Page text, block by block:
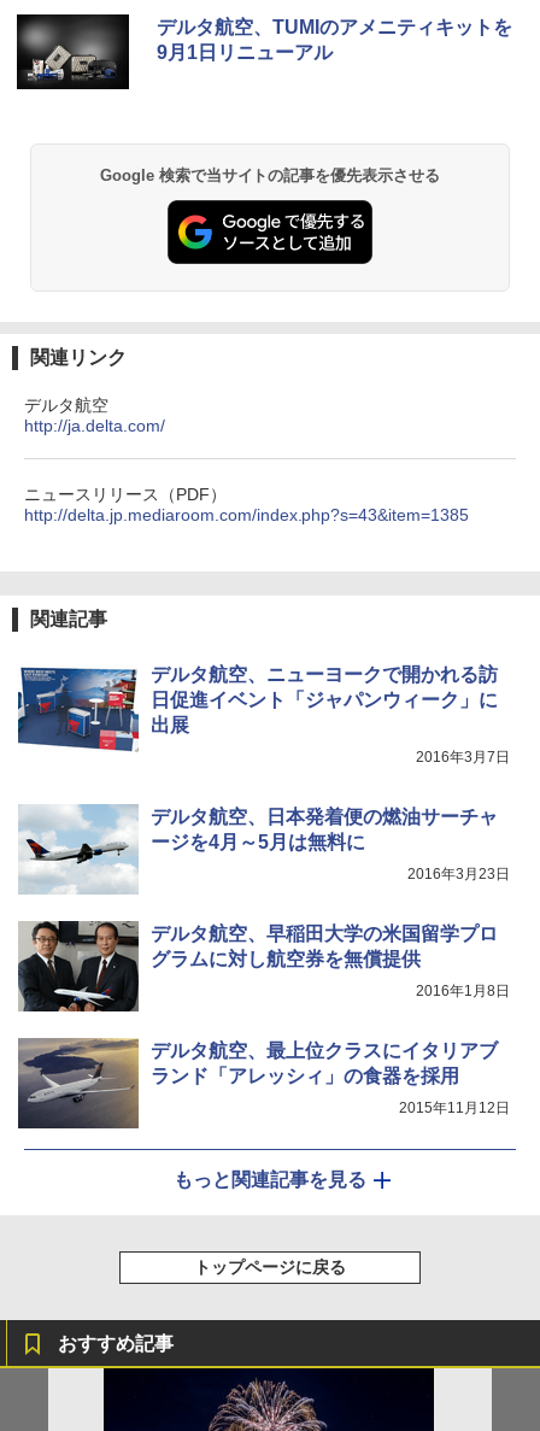
デルタ航空、TUMIのアメニティキットを
9月1日リニューアル
Google 検索で当サイトの記事を優先表示させる
関連リンク
デルタ航空
http://ja.delta.com/
ニュースリリース（PDF）
http://delta.jp.mediaroom.com/index.php?s=43&item=1385
関連記事
デルタ航空、ニューヨークで開かれる訪
日促進イベント「ジャパンウィーク」に
出展
2016年3月7日
デルタ航空、日本発着便の燃油サーチャ
ージを4月～5月は無料に
2016年3月23日
デルタ航空、早稲田大学の米国留学プロ
グラムに対し航空券を無償提供
2016年1月8日
デルタ航空、最上位クラスにイタリアブ
ランド「アレッシィ」の食器を採用
2015年11月12日
もっと関連記事を見る
トップページに戻る
おすすめ記事